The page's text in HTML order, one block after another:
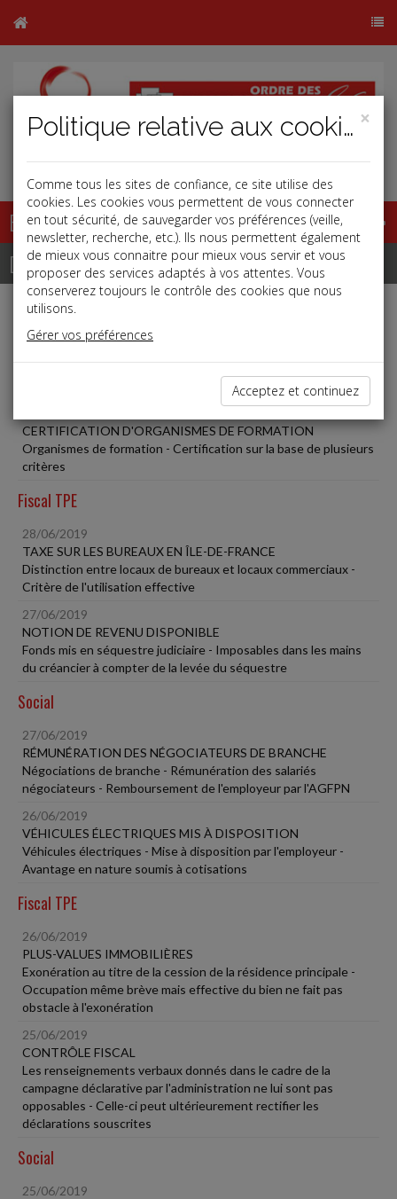
Base documentaire
Dépêches
Liste des dernières dépêches
CERTIFICATION D'ORGANISMES DE FORMATION
Organismes de formation - Certification sur la base de plusieurs
critères
Fiscal TPE
28/06/2019
TAXE SUR LES BUREAUX EN ÎLE-DE-FRANCE
Distinction entre locaux de bureaux et locaux commerciaux -
Critère de l'utilisation effective
27/06/2019
NOTION DE REVENU DISPONIBLE
Fonds mis en séquestre judiciaire - Imposables dans les mains
du créancier à compter de la levée du séquestre
Social
27/06/2019
RÉMUNÉRATION DES NÉGOCIATEURS DE BRANCHE
Négociations de branche - Rémunération des salariés
négociateurs - Remboursement de l'employeur par l'AGFPN
26/06/2019
VÉHICULES ÉLECTRIQUES MIS À DISPOSITION
Véhicules électriques - Mise à disposition par l'employeur -
Avantage en nature soumis à cotisations
Fiscal TPE
26/06/2019
PLUS-VALUES IMMOBILIÈRES
Exonération au titre de la cession de la résidence principale -
Occupation même brève mais effective du bien ne fait pas
obstacle à l'exonération
25/06/2019
CONTRÔLE FISCAL
Les renseignements verbaux donnés dans le cadre de la
campagne déclarative par l'administration ne lui sont pas
opposables - Celle-ci peut ultérieurement rectifier les
déclarations souscrites
Social
25/06/2019
×
Politique relative aux cookies
Comme tous les sites de confiance, ce site utilise des
cookies. Les cookies vous permettent de vous connecter
en tout sécurité, de sauvegarder vos préférences (veille,
newsletter, recherche, etc.). Ils nous permettent également
de mieux vous connaitre pour mieux vous servir et vous
proposer des services adaptés à vos attentes. Vous
conserverez toujours le contrôle des cookies que nous
utilisons.
Gérer vos préférences
Acceptez et continuez